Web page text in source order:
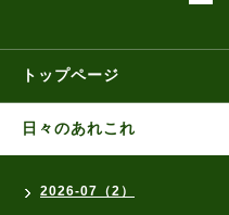
トップページ
日々のあれこれ
2026-07（2）